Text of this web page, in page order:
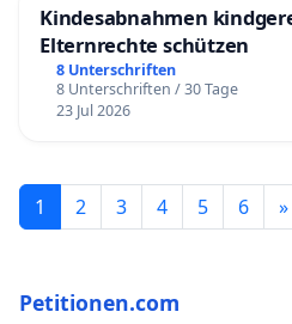
Kindesabnahmen
Elternrechte schützen
8 Unterschriften
8 Unterschriften / 30 Tage
23 Jul 2026
1 2 3 4 5 6 »
Petitionen.com